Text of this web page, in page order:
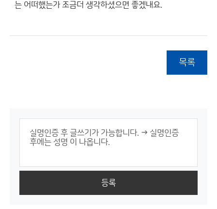
는 어떠했는가 조금더 생각하셨으면 좋겠내요.
목록
등록